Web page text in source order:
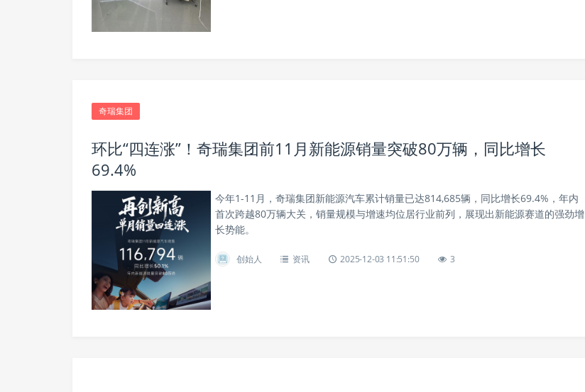
奇瑞集团
环比“四连涨”！奇瑞集团前11月新能源销量突破80万辆，同比增长
69.4%
今年1-11月，奇瑞集团新能源汽车累计销量已达814,685辆，同比增长69.4%，年内
首次跨越80万辆大关，销量规模与增速均位居行业前列，展现出新能源赛道的强劲增
长势能。
创始人 资讯 2025-12-03 11:51:50 3